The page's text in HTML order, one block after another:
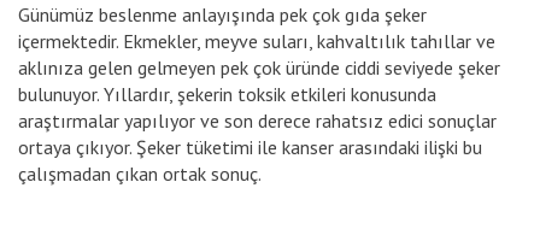
Günümüz beslenme anlayışında pek çok gıda şeker
içermektedir. Ekmekler, meyve suları, kahvaltılık tahıllar ve
aklınıza gelen gelmeyen pek çok üründe ciddi seviyede şeker
bulunuyor. Yıllardır, şekerin toksik etkileri konusunda
araştırmalar yapılıyor ve son derece rahatsız edici sonuçlar
ortaya çıkıyor. Şeker tüketimi ile kanser arasındaki ilişki bu
çalışmadan çıkan ortak sonuç.